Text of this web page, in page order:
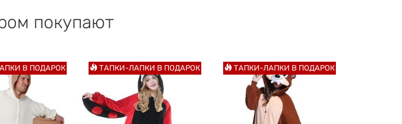
покупают
В ПОДАРОК ТАПКИ-ЛАПКИ В ПОДАРОК ТАПКИ-ЛАПКИ В ПОДАРОК